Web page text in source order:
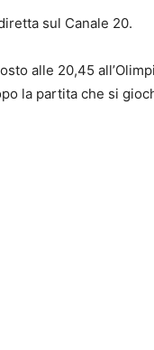
sul Canale 20.
alle 20,45
la partita che si